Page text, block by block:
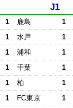
J1
1 鹿島 1
1
水戸 1
1
浦和 1
1
千葉 1
1
柏 1
1
FC東京 1